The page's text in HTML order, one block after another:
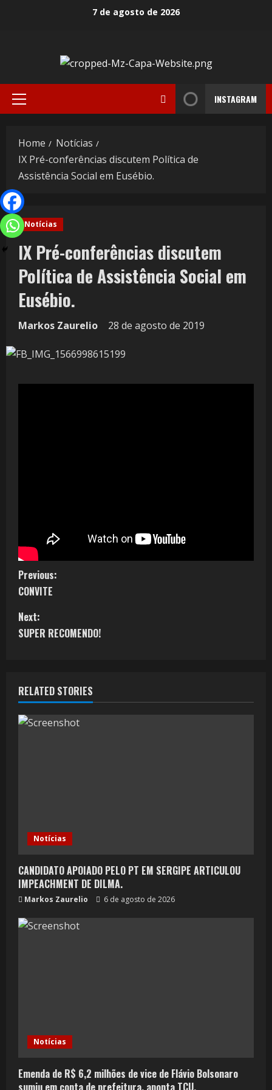
7 de agosto de 2026
INSTAGRAM
Home
Notícias
IX Pré-conferências discutem Política de
Assistência Social em Eusébio.
Notícias
IX Pré-conferências discutem
Política de Assistência Social em
Eusébio.
Markos Zaurelio 28 de agosto de 2019
Previous:
CONVITE
Next:
SUPER RECOMENDO!
RELATED STORIES
Notícias
CANDIDATO APOIADO PELO PT EM SERGIPE ARTICULOU
IMPEACHMENT DE DILMA.
Markos Zaurelio 6 de agosto de 2026
Notícias
Emenda de R$ 6,2 milhões de vice de Flávio Bolsonaro